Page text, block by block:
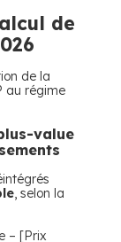
de
de la
au régime
value
, selon la
– [Prix